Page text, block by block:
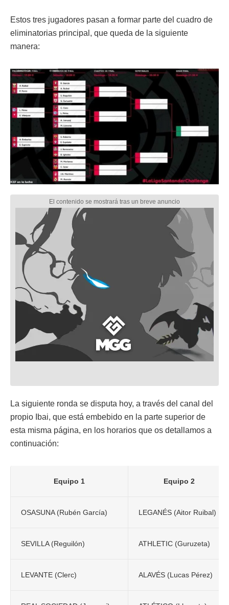
Estos tres jugadores pasan a formar parte del cuadro de
eliminatorias principal, que queda de la siguiente
manera:
La siguiente ronda se disputa hoy, a través del canal del
propio Ibai, que está embebido en la parte superior de
esta misma página, en los horarios que os detallamos a
continuación:
Equipo 1 Equipo 2
OSASUNA (Rubén García) LEGANÉS (Aitor Ruibal)
SEVILLA (Reguilón) ATHLETIC (Guruzeta)
LEVANTE (Clerc) ALAVÉS (Lucas Pérez)